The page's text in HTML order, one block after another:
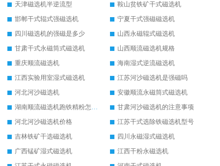
天津磁选机半逆流型
鞍山贫铁矿干式磁选机
邯郸干式辊式强磁选机
宁夏干式强磁磁选机
四川磁选机的强磁是多少
山西永磁辊式磁选机
甘肃干式永磁筒式磁选机
山西顺流磁选机规格
重庆顺流磁选机
海南湿式逆流磁选机
江西实验用室湿式磁选机
江苏河沙磁选机是强磁吗
河北河沙磁选机
安徽顺流永磁筒式磁选机
湖南顺流磁选机跑铁精粉怎么处理
甘肃河沙磁选机的注意事项
河北河沙磁选机价格
江苏干式选除铁磁选机型号
吉林铁矿干选磁选机
四川永磁湿式磁选机
广西锰矿湿式磁选机
江西干粉永磁选机